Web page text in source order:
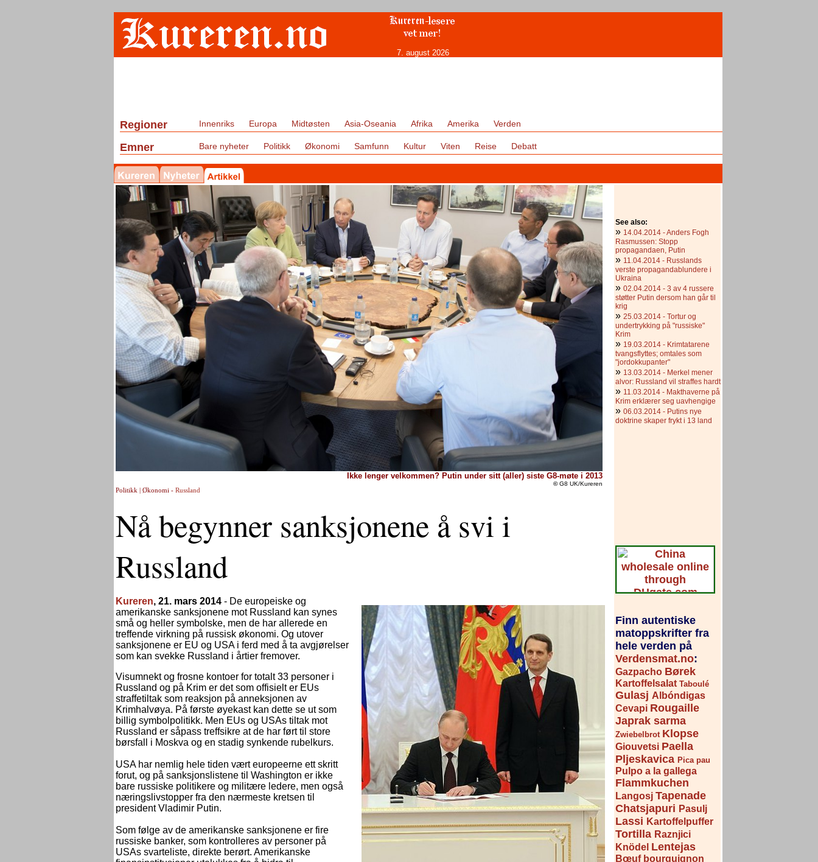
7. august 2026
Regioner Innenriks Europa Midtøsten Asia-Oseania Afrika Amerika Verden
Emner Bare nyheter Politikk Økonomi Samfunn Kultur Viten Reise Debatt
See also:
» 14.04.2014 - Anders Fogh
Rasmussen: Stopp
propagandaen, Putin
» 11.04.2014 - Russlands
verste propagandablundere i
Ukraina
» 02.04.2014 - 3 av 4 russere
støtter Putin dersom han går til
krig
» 25.03.2014 - Tortur og
undertrykking på "russiske"
Krim
» 19.03.2014 - Krimtatarene
tvangsflyttes; omtales som
"jordokkupanter"
» 13.03.2014 - Merkel mener
alvor: Russland vil straffes hardt
» 11.03.2014 - Makthaverne på
Krim erklærer seg uavhengige
» 06.03.2014 - Putins nye
doktrine skaper frykt i 13 land
Finn autentiske
matoppskrifter fra
hele verden på
Verdensmat.no:
Gazpacho Børek
Kartoffelsalat Taboulé
Gulasj Albóndigas
Cevapi Rougaille
Japrak sarma
Zwiebelbrot Klopse
Giouvetsi Paella
Pljeskavica Pica pau
Pulpo a la gallega
Flammkuchen
Langosj Tapenade
Chatsjapuri Pasulj
Lassi Kartoffelpuffer
Tortilla Raznjici
Knödel Lentejas
Bœuf bourguignon
Ikke lenger velkommen? Putin under sitt (aller) siste G8-møte i 2013
©G8 UK/Kureren
Politikk | Økonomi - Russland
Nå begynner sanksjonene å svi i
Russland
Kureren, 21. mars 2014 - De europeiske og
amerikanske sanksjonene mot Russland kan synes
små og heller symbolske, men de har allerede en
treffende virkning på russisk økonomi. Og utover
sanksjonene er EU og USA i ferd med å ta avgjørelser
som kan svekke Russland i årtier fremover.
Visumnekt og frosne kontoer for totalt 33 personer i
Russland og på Krim er det som offisielt er EUs
straffetiltak som reaksjon på anneksjonen av
Krimhalvøya. På første øyekast kan dette se ut som
billig symbolpolitikk. Men EUs og USAs tiltak mot
Russland er såpass treffsikre at de har ført til store
børsfall i Moskva og en stadig synkende rubelkurs.
USA har nemlig hele tiden vært europeerne ett skritt
forut, og på sanksjonslistene til Washington er ikke
bare russiske politikere og militære ledere, men også
næringslivstopper fra den nærmeste kretsen til
president Vladimir Putin.
Som følge av de amerikanske sanksjonene er fire
russiske banker, som kontrolleres av personer på
USAs svarteliste, direkte berørt. Amerikanske